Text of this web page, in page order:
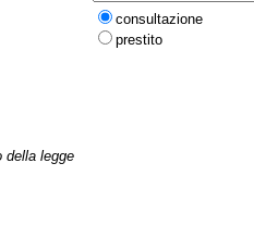
consultazione
prestito
della legge